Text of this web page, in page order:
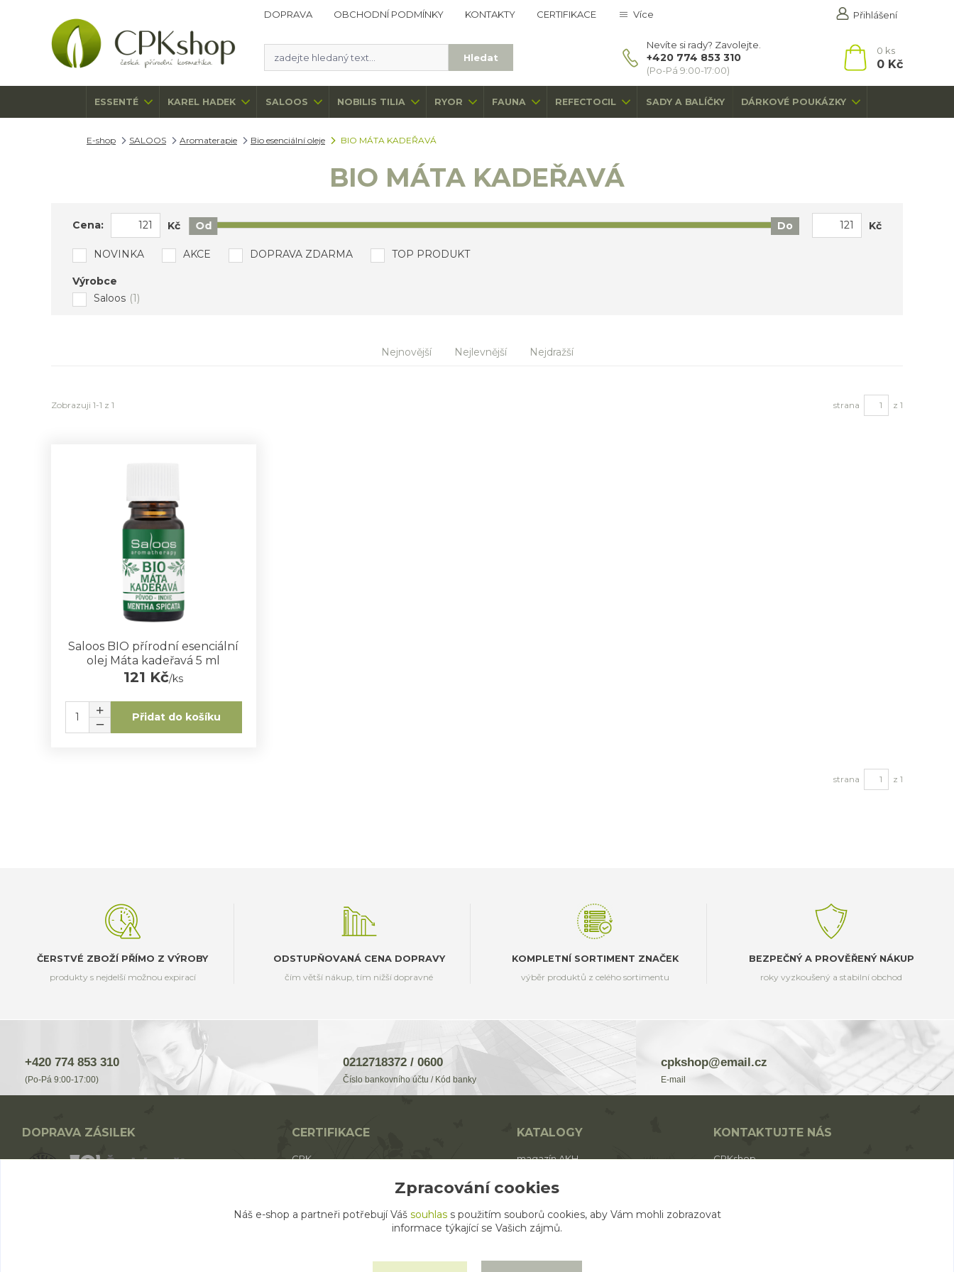
DOPRAVA OBCHODNÍ PODMÍNKY KONTAKTY CERTIFIKACE Více Přihlášení
Hledat
Nevíte si rady? Zavolejte.
+420 774 853 310
(Po-Pá 9:00-17:00)
0 ks
0 Kč
ESSENTÉ KAREL HADEK SALOOS NOBILIS TILIA RYOR FAUNA REFECTOCIL SADY A BALÍČKY DÁRKOVÉ POUKÁZKY
E-shop SALOOS Aromaterapie Bio esenciální oleje BIO MÁTA KADEŘAVÁ
BIO MÁTA KADEŘAVÁ
Cena: Kč Od Do Kč
NOVINKA AKCE DOPRAVA ZDARMA TOP PRODUKT
Výrobce
Saloos (1)
Nejnovější Nejlevnější Nejdražší
Zobrazuji 1-1 z 1 strana z 1
Saloos BIO přírodní esenciální
olej Máta kadeřavá 5 ml
121 Kč/ks
Přidat do košíku
strana z 1
ČERSTVÉ ZBOŽÍ PŘÍMO Z VÝROBY
produkty s nejdelší možnou expirací
ODSTUPŇOVANÁ CENA DOPRAVY
čím větší nákup, tím nižší dopravné
KOMPLETNÍ SORTIMENT ZNAČEK
výběr produktů z celého sortimentu
BEZPEČNÝ A PROVĚŘENÝ NÁKUP
roky vyzkoušený a stabilní obchod
+420 774 853 310
(Po-Pá 9:00-17:00)
0212718372 / 0600
Číslo bankovního účtu / Kód banky
cpkshop@email.cz
E-mail
DOPRAVA ZÁSILEK CERTIFIKACE
CPK
BIO produkt ECO zemědělství
KATALOGY
magazín AKH
katalog AKH
katalog SALOOS
KONTAKTUJTE NÁS
CPKshop
Zpracování cookies
Náš e-shop a partneři potřebují Váš souhlass použitím souborů cookies, aby Vám mohli zobrazovat
informace týkající se Vašich zájmů.